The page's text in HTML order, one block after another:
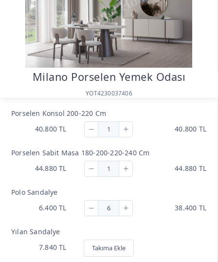
Milano Porselen Yemek Odası
YOT4230037406
Porselen Konsol 200-220 Cm
40.800 TL
40.800 TL
Porselen Sabit Masa 180-200-220-240 Cm
44.880 TL
44.880 TL
Polo Sandalye
6.400 TL
38.400 TL
Yılan Sandalye
7.840 TL
Takıma Ekle